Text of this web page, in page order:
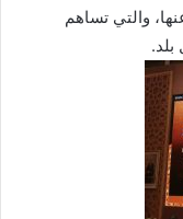
والتي تساهم
بلد.